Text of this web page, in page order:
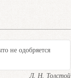
не одобряется
Л. Н. Толстой